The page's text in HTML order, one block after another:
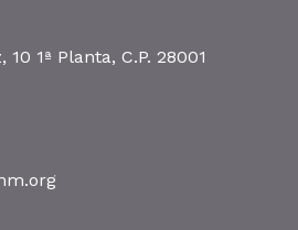
1ª Planta, C.P. 28001